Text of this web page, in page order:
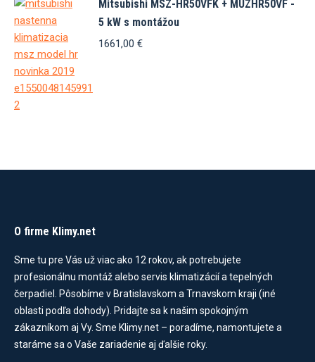
Mitsubishi MSZ-HR50VFK + MUZHR50VF -
5 kW s montážou
1661,00 €
O firme Klimy.net
Sme tu pre Vás už viac ako 12 rokov, ak potrebujete
profesionálnu montáž alebo servis klimatizácií a tepelných
čerpadiel. Pôsobíme v Bratislavskom a Trnavskom kraji (iné
oblasti podľa dohody). Pridajte sa k našim spokojným
zákazníkom aj Vy. Sme Klimy.net – poradíme, namontujete a
staráme sa o Vaše zariadenie aj ďalšie roky.